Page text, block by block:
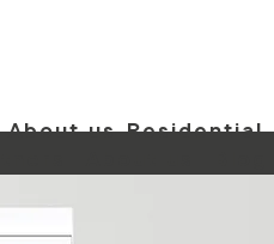
About us Residential